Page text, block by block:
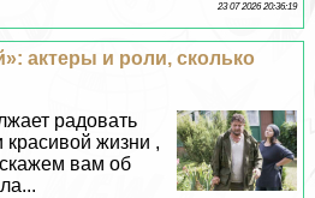
23 07 2026 20:36:19
актеры и роли, сколько
радовать
жизни ,
вам об